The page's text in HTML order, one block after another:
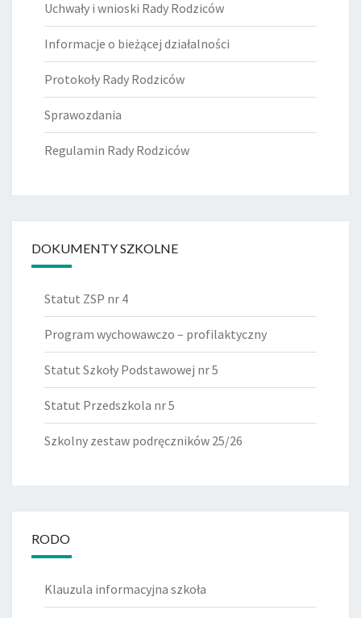
Uchwały i wnioski Rady Rodziców
Informacje o bieżącej działalności
Protokoły Rady Rodziców
Sprawozdania
Regulamin Rady Rodziców
DOKUMENTY SZKOLNE
Statut ZSP nr 4
Program wychowawczo – profilaktyczny
Statut Szkoły Podstawowej nr 5
Statut Przedszkola nr 5
Szkolny zestaw podręczników 25/26
RODO
Klauzula informacyjna szkoła